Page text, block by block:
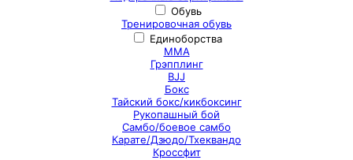
Обувь
Тренировочная обувь
Единоборства
ММА
Грэпплинг
BJJ
Бокс
Тайский бокс/кикбоксинг
Рукопашный бой
Самбо/боевое самбо
Карате/Дзюдо/Тхеквандо
Кроссфит